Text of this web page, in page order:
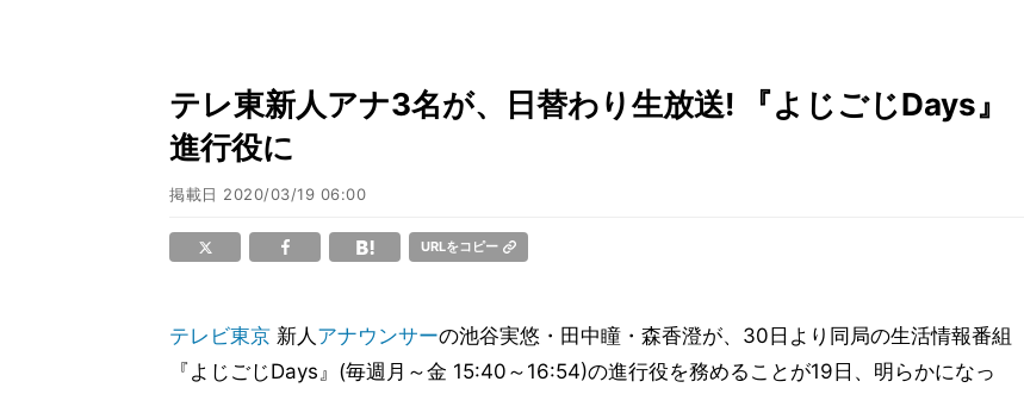
テレ東新人アナ3名が、日替わり生放送! 『よじごじDays』
進行役に
掲載日 2020/03/19 06:00
URLをコピー
テレビ東京 新人 アナウンサーの池谷実悠・田中瞳・森香澄が、30日より同局の生活情報番組
『よじごじDays』(毎週月～金 15:40～16:54)の進行役を務めることが19日、明らかになっ